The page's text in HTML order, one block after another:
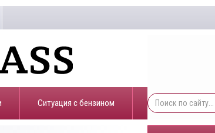
​Ситуация с бензином